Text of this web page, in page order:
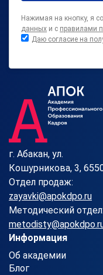
Нажимая на кнопку, я
данных и с правилами
Даю согласие на
г. Абакан, ул.
Кошурникова, 3,
Отдел продаж:
zayavki@apokdpo.ru
Методический отдел:
Информация
Об академии
Блог